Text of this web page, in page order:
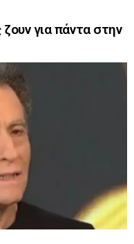
ζουν για πάντα στην